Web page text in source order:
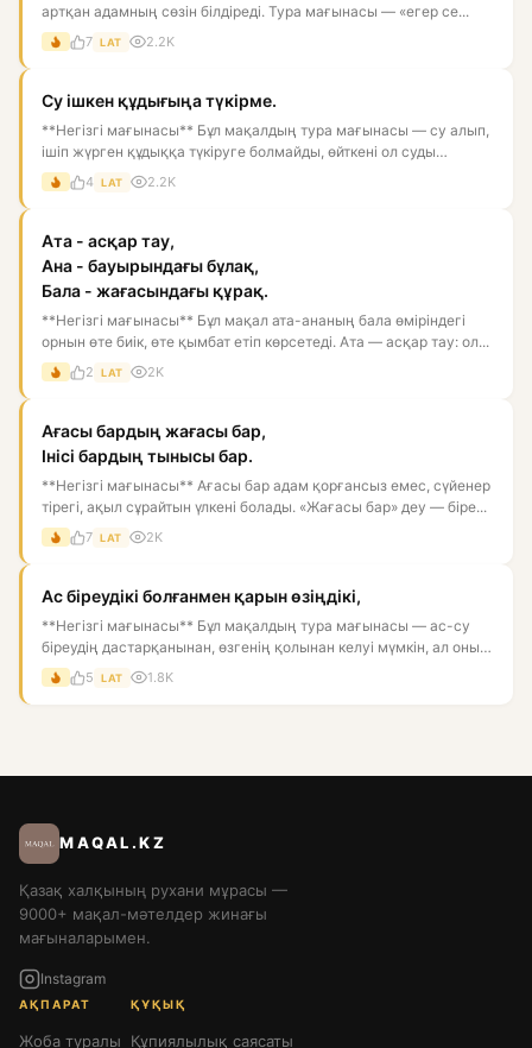
артқан адамның сөзін білдіреді. Тура мағынасы — «егер се...
7 LAT 2.2K
Су ішкен құдығыңа түкірме.
**Негізгі мағынасы** Бұл мақалдың тура мағынасы — су алып,
ішіп жүрген құдыққа түкіруге болмайды, өйткені ол суды
ластай...
4 LAT 2.2K
Ата - асқар тау,
Ана - бауырындағы бұлақ,
Бала - жағасындағы құрақ.
**Негізгі мағынасы** Бұл мақал ата-ананың бала өміріндегі
орнын өте биік, өте қымбат етіп көрсетеді. Ата — асқар тау: ол...
2 LAT 2K
Ағасы бардың жағасы бар,
Інісі бардың тынысы бар.
**Негізгі мағынасы** Ағасы бар адам қорғансыз емес, сүйенер
тірегі, ақыл сұрайтын үлкені болады. «Жағасы бар» деу — біре...
7 LAT 2K
Ас біреудікі болғанмен қарын өзіңдікі,
**Негізгі мағынасы** Бұл мақалдың тура мағынасы — ас-су
біреудің дастарқанынан, өзгенің қолынан келуі мүмкін, ал оны
қор...
5 LAT 1.8K
MAQAL.KZ
Қазақ халқының рухани мұрасы —
9000+ мақал-мәтелдер жинағы
мағыналарымен.
Instagram
АҚПАРАТ
Жоба туралы
ҚҰҚЫҚ
Құпиялылық саясаты